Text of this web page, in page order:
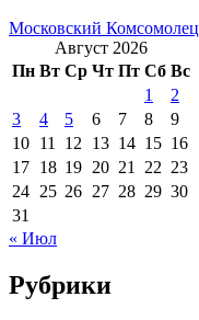
Московский Комсомолец
Август 2026
Пн Вт Ср Чт Пт Сб Вс
1
2
3
4 5 6 7 8
9
10 11 12 13 14 15 16
17 18 19 20 21 22 23
24 25 26 27 28 29 30
31
« Июл
Рубрики